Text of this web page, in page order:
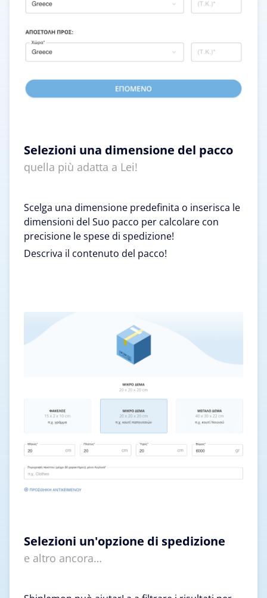
Selezioni una dimensione del pacco
quella più adatta a Lei!
Scelga una dimensione predefinita o inserisca le
dimensioni del Suo pacco per calcolare con
precisione le spese di spedizione!
Descriva il contenuto del pacco!
Selezioni un'opzione di spedizione
e altro ancora…